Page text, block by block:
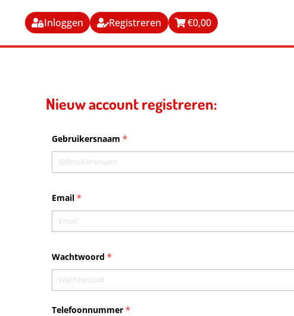
Inloggen Registreren €0,00
Nieuw account registreren:
Gebruikersnaam *
Email *
Wachtwoord *
Telefoonnummer *